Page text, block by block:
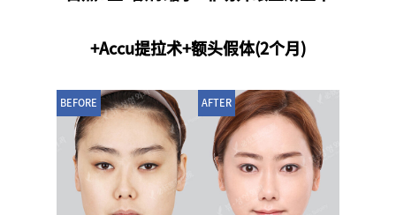
+Accu提拉术+额头假体(2个月)
BEFORE AFTER